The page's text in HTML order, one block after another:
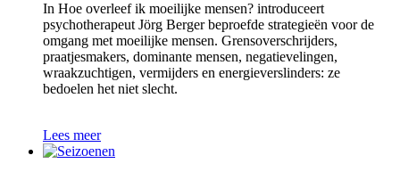
In Hoe overleef ik moeilijke mensen? introduceert
psychotherapeut Jörg Berger beproefde strategieën voor de
omgang met moeilijke mensen. Grensoverschrijders,
praatjesmakers, dominante mensen, negatievelingen,
wraakzuchtigen, vermijders en energieverslinders: ze
bedoelen het niet slecht.
Lees meer